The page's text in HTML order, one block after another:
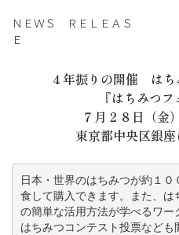
ＮＥＷＳ ＲＥＬＥＡＳ
４年振りの開催 はち
『はちみつ
７月２８日（金
東京都中央区銀座
日本・世界のはちみつが約１
食して購入できます。また、
の簡単な活用方法が学べるワー
はちみつコンテスト投票など